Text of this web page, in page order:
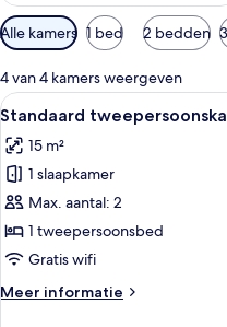
Beschikbare
filters
voor
kamers
Alle kamers 1 bed 2 bedden
4 van 4 kamers weergeven
Alle
foto's
voor
Standaard
tweepersoonskamer,
1
tweepersoonsbed
8
Standaard
15 m²
1 slaapkamer
Max. aantal: 2
1 tweepersoonsbed
Gratis wifi
Meer informatie
Meer